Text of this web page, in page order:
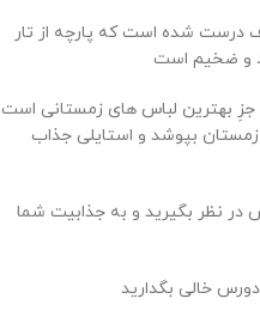
درست شده است که پارچه از تار
و ضخیم است
جزِ بهترین لباس های زمستانی است
زمستان بپوشد و استایلی جذاب
در نظر بگیرید و به جذابیت شما
خالی بگدارید